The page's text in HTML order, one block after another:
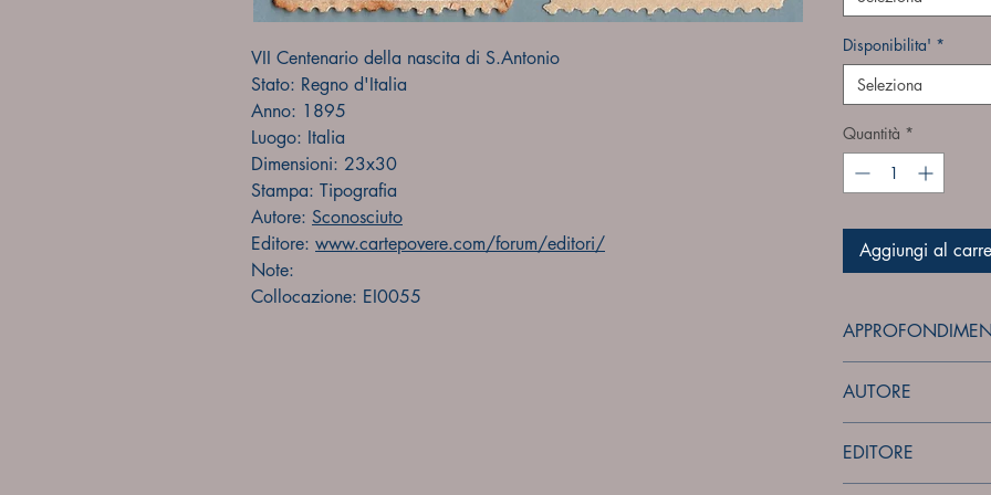
VII Centenario della nascita di S.Antonio
Stato: Regno d'Italia
Anno: 1895
Luogo: Italia
Dimensioni: 23x30
Stampa: Tipografia
Autore: Sconosciuto
Editore: www.cartepovere.com/forum/editori/
Note:
Collocazione: EI0055
Disponibilita' *
Seleziona
Quantità *
Aggiungi al
AUTORE
EDITORE